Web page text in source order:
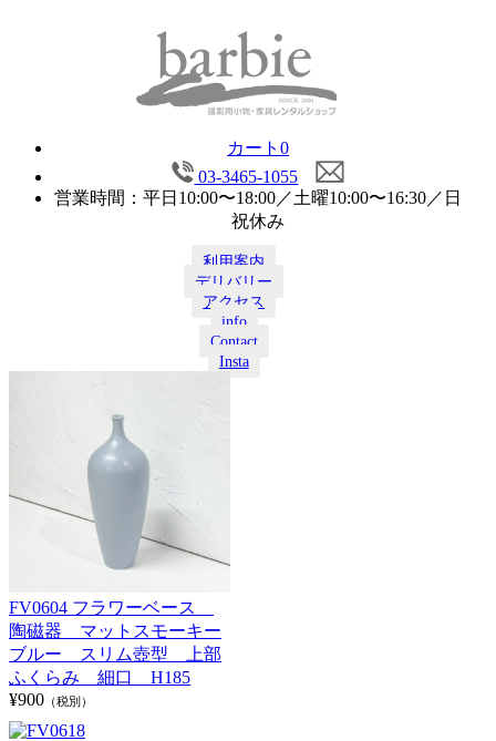
カート0
03-3465-1055
営業時間：平日10:00〜18:00／土曜10:00〜16:30／日
祝休み
利用案内
デリバリー
アクセス
info
Contact
Insta
FV0604 フラワーベース
陶磁器 マットスモーキー
ブルー スリム壺型 上部
ふくらみ 細口 H185
¥900 （税別）